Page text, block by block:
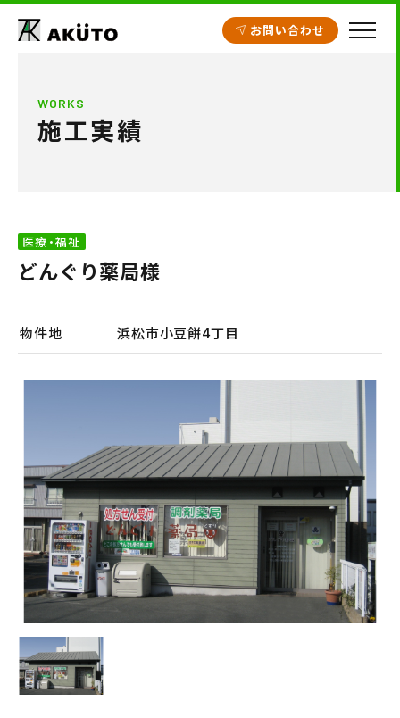
お問い合わせ
アクト建設の設計
クリニック開業支援
賃貸住宅
メンテナンス
採用情報
お知らせ
公式Instagram
お問い合わせ
お電話でのお問い合わせ
053-445-4350
WORKS
施工実績
医療・福祉
どんぐり薬局様
物件地 浜松市小豆餅4丁目